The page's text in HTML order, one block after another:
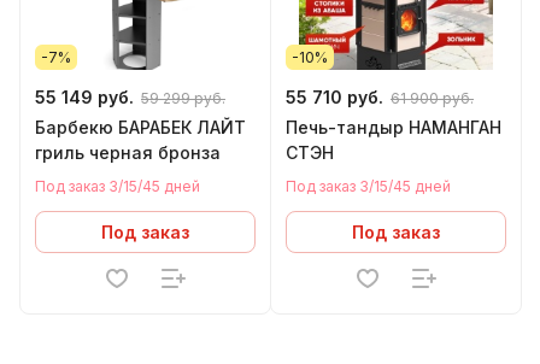
-7%
55 149 руб. 59 299 руб.
Барбекю БАРАБЕК ЛАЙТ
гриль черная бронза
Под заказ 3/15/45 дней
Под заказ
-10%
55 710 руб. 61 900 руб.
Печь-тандыр НАМАНГАН
СТЭН
Под заказ 3/15/45 дней
Под заказ